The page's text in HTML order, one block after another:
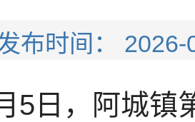
布时间：
，阿城镇第